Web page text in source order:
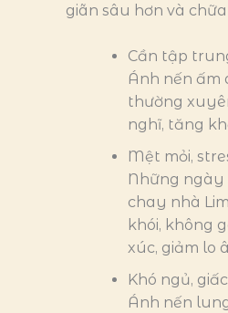
giãn sâu hơn và
Cần tập
Ánh nến ấm
thường
nghĩ, tăng
Mệt mỏi,
Những ngày
chay nhà
khói, không
xúc, giảm lo
Khó ngủ,
Ánh nến